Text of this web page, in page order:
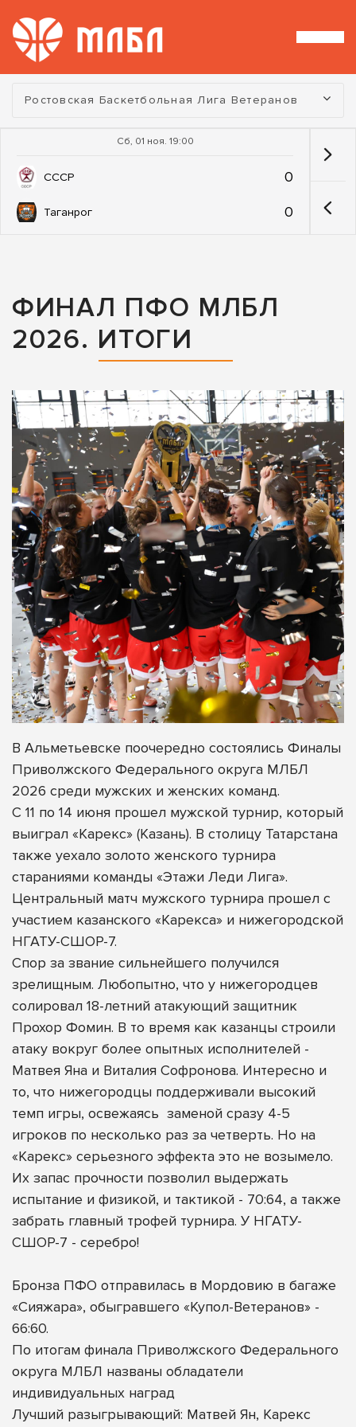
Турнир:
Ростовская Баскетбольная Лига Ветеранов
Сб, 01 ноя. 19:00
СССР 0
Таганрог 0
ФИНАЛ ПФО МЛБЛ
2026. ИТОГИ
В Альметьевске поочередно состоялись Финалы
Приволжского Федерального округа МЛБЛ
2026 среди мужских и женских команд.
С 11 по 14 июня прошел мужской турнир, который
выиграл «Карекс» (Казань). В столицу Татарстана
также уехало золото женского турнира
стараниями команды «Этажи Леди Лига».
Центральный матч мужского турнира прошел с
участием казанского «Карекса» и нижегородской
НГАТУ-СШОР-7.
Спор за звание сильнейшего получился
зрелищным. Любопытно, что у нижегородцев
солировал 18-летний атакующий защитник
Прохор Фомин. В то время как казанцы строили
атаку вокруг более опытных исполнителей -
Матвея Яна и Виталия Софронова. Интересно и
то, что нижегородцы поддерживали высокий
темп игры, освежаясь заменой сразу 4-5
игроков по несколько раз за четверть. Но на
«Карекс» серьезного эффекта это не возымело.
Их запас прочности позволил выдержать
испытание и физикой, и тактикой - 70:64, а также
забрать главный трофей турнира. У НГАТУ-
СШОР-7 - серебро!
Бронза ПФО отправилась в Мордовию в багаже
«Сияжара», обыгравшего «Купол-Ветеранов» -
66:60.
По итогам финала Приволжского Федерального
округа МЛБЛ названы обладатели
индивидуальных наград
Лучший разыгрывающий: Матвей Ян, Карекс